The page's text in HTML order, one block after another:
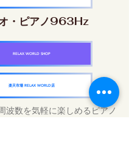
・ピアノ963Hz
RELAX WORLD SHOP
楽天市場 RELAX WORLD店
波数を気軽に楽しめるピアノ